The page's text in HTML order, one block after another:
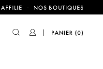
- NOS BOUTIQUES
PANIER (0)